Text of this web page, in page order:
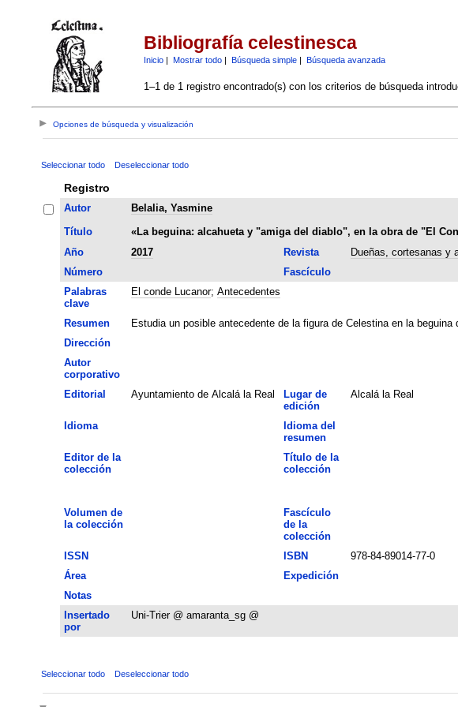
Bibliografía celestinesca
Inicio| Mostrar todo| Búsqueda simple| Búsqueda avanzada
1–1 de 1 registro encontrado(s) con los criterios de búsqueda
Opciones de búsqueda y visualización
Seleccionar todo Deseleccionar todo
Registro
Autor
Belalia, Yasmine
Título
«La beguina: alcahueta y "amiga del diablo", en la obra de "El
Año
2017 Revista Dueñas, cortesanas y
Número
Fascículo
Palabras
clave
El conde Lucanor; Antecedentes
Resumen
Estudia un posible antecedente de la figura de Celestina en la beguina
Dirección
Autor
corporativo
Editorial Ayuntamiento de Alcalá la Real
Lugar de
edición
Alcalá la Real
Idioma
Idioma del
resumen
Editor de la
colección
Título de la
colección
Volumen de
la colección
Fascículo
de la
colección
ISSN ISBN 978-84-89014-77-0
Área
Expedición
Notas
Insertado
por
Uni-Trier @ amaranta_sg @
Seleccionar todo Deseleccionar todo